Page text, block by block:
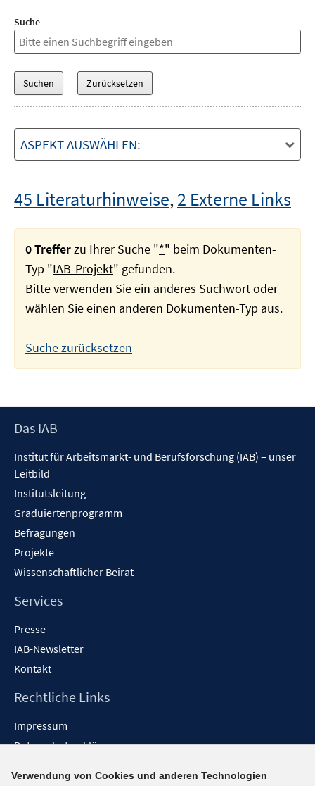
Suche
ASPEKT AUSWÄHLEN:
45 Literaturhinweise,2 Externe Links
0 Trefferzu Ihrer Suche "*" beim Dokumenten-
Typ "IAB-Projekt" gefunden.
Bitte verwenden Sie ein anderes Suchwort oder
wählen Sie einen anderen Dokumenten-Typ aus.
Suche zurücksetzen
Footer
Das IAB
Institut für Arbeitsmarkt- und Berufsforschung (IAB) – unser
Leitbild
Institutsleitung
Graduiertenprogramm
Befragungen
Projekte
Wissenschaftlicher Beirat
Services
Presse
IAB-Newsletter
Kontakt
Rechtliche Links
Impressum
Datenschutzerklärung
Verwendung von Cookies und anderen Technologien